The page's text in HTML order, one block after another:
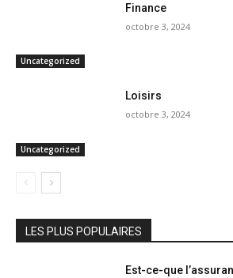
Uncategorized
Finance
octobre 3, 2024
Uncategorized
Loisirs
octobre 3, 2024
LES PLUS POPULAIRES
Est-ce-que